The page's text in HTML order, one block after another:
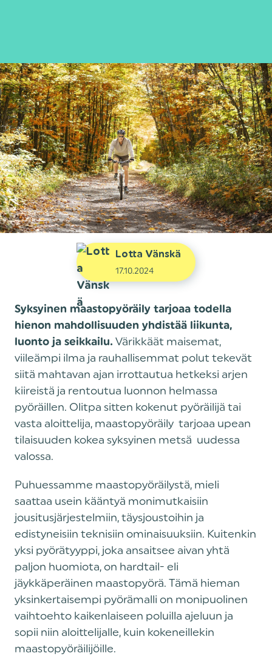
Lotta Vänskä
17.10.2024
Syksyinen maastopyöräily tarjoaa todella
hienon mahdollisuuden yhdistää liikunta,
luonto ja seikkailu. Värikkäät maisemat,
viileämpi ilma ja rauhallisemmat polut tekevät
siitä mahtavan ajan irrottautua hetkeksi arjen
kiireistä ja rentoutua luonnon helmassa
pyöräillen. Olitpa sitten kokenut pyöräilijä tai
vasta aloittelija, maastopyöräily tarjoaa upean
tilaisuuden kokea syksyinen metsä uudessa
valossa.
‍Puhuessamme maastopyöräilystä, mieli
saattaa usein kääntyä monimutkaisiin
jousitusjärjestelmiin, täysjoustoihin ja
edistyneisiin teknisiin ominaisuuksiin. Kuitenkin
yksi pyörätyyppi, joka ansaitsee aivan yhtä
paljon huomiota, on hardtail- eli
jäykkäperäinen maastopyörä. Tämä hieman
yksinkertaisempi pyörämalli on monipuolinen
vaihtoehto kaikenlaiseen poluilla ajeluun ja
sopii niin aloittelijalle, kuin kokeneillekin
maastopyöräilijöille.